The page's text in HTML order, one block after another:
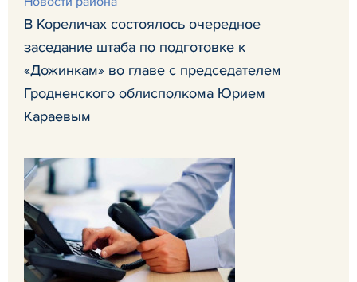
В Кореличах состоялось очередное
заседание штаба по подготовке к
«Дожинкам» во главе с председателем
Гродненского облисполкома Юрием
Караевым